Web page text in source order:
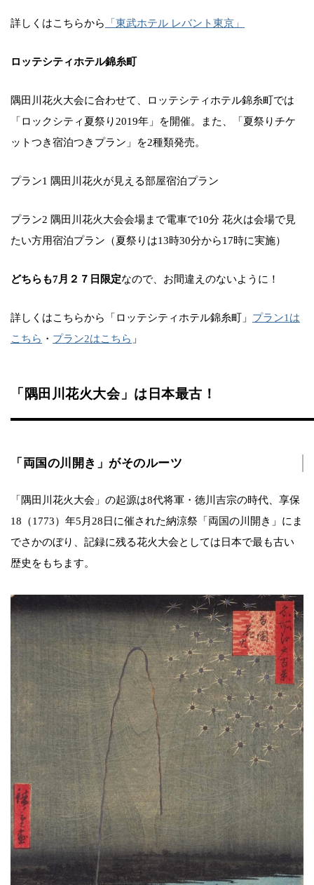
詳しくはこちらから 「東武ホテル レバント東京」
ロッテシティホテル錦糸町
隅田川花火大会に合わせて、ロッテシティホテル錦糸町では
「ロックシティ夏祭り2019年」を開催。また、「夏祭りチケ
ットつき宿泊つきプラン」を2種類発売。
プラン1 隅田川花火が見える部屋宿泊プラン
プラン2 隅田川花火大会会場まで電車で10分 花火は会場で見
たい方用宿泊プラン（夏祭りは13時30分から17時に実施）
どちらも7月２７日限定なので、お間違えのないように！
詳しくはこちらから「ロッテシティホテル錦糸町」 プラン1は
こちら ・ プラン2はこちら 」
「隅田川花火大会」は日本最古！
「両国の川開き」がそのルーツ
「隅田川花火大会」の起源は8代将軍・徳川吉宗の時代、享保
18（1773）年5月28日に催された納涼祭「両国の川開き」にま
でさかのぼり、記録に残る花火大会としては日本で最も古い
歴史をもちます。